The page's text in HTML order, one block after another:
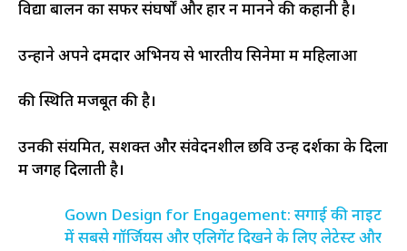
विद्या बालन का सफर संघर्षों और हार न मानने की कहानी है।
उन्होंने अपने दमदार अभिनय से भारतीय सिनेमा में महिलाओं
की स्थिति मजबूत की है।
उनकी संयमित, सशक्त और संवेदनशील छवि उन्हें दर्शकों के दिलों
में जगह दिलाती है।
Gown Design for Engagement: सगाई की नाइट
में सबसे गॉर्जियस और एलिगेंट दिखने के लिए लेटेस्ट और